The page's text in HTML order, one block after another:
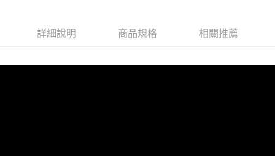
詳細說明 商品規格 相關推薦